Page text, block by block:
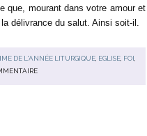
que, mourant dans votre amour et
délivrance du salut. Ainsi soit-il.
DE L'ANNÉE LITURGIQUE, EGLISE, FOI